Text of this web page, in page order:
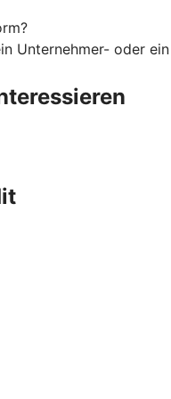
Unternehmer- oder ein